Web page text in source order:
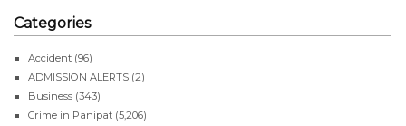
Categories
Accident (96)
ADMISSION ALERTS (2)
Business (343)
Crime in Panipat (5,206)